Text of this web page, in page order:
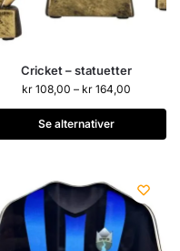
Cricket – statuetter
kr108,00 – kr164,00
Se alternativer